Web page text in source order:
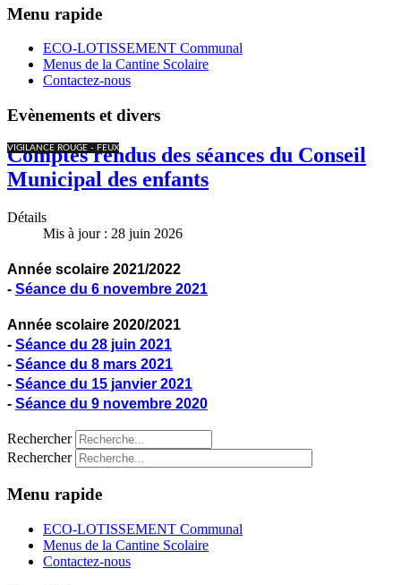
Menu rapide
ECO-LOTISSEMENT Communal
Menus de la Cantine Scolaire
Contactez-nous
Evènements et divers
VIGILANCE ROUGE - FEUX
Comptes rendus des séances du Conseil
Municipal des enfants
Détails
Mis à jour : 28 juin 2026
Année scolaire 2021/2022
- Séance du 6 novembre 2021
Année scolaire 2020/2021
- Séance du 28 juin 2021
- Séance du 8 mars 2021
- Séance du 15 janvier 2021
- Séance du 9 novembre 2020
Rechercher
Rechercher
Menu rapide
ECO-LOTISSEMENT Communal
Menus de la Cantine Scolaire
Contactez-nous